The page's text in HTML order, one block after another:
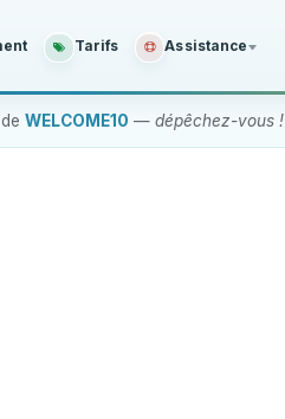
Tarifs Assistance
WELCOME10 — dépêchez-vous !